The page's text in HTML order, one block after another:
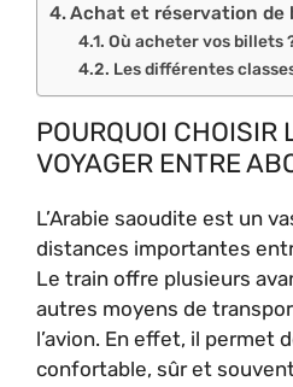
Achat et réservation de
Où acheter vos billets
Les différentes
POURQUOI CHOISIR
VOYAGER ENTRE
L’Arabie saoudite est un
distances importantes
Le train offre plusieurs
autres moyens de
l’avion. En effet, il permet
confortable, sûr et